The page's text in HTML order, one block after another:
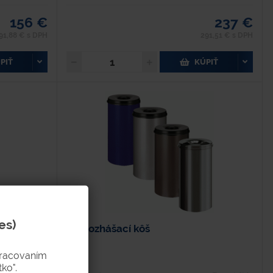
156 € 237 €
KÚPIŤ
Samozhášací kôš